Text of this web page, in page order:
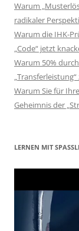
Warum
radikaler
Warum die IHK-
„Code“ jetzt
Warum 50%
Warum Sie für
Geheimnis der
LERNEN MIT